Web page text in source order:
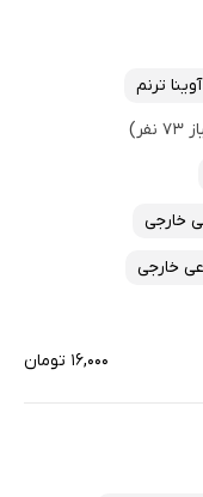
آوینا ترنم
خارجی
خارجی
۱۶,۰۰۰ تومان